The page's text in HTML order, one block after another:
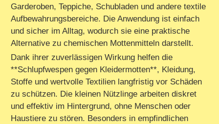
Garderoben, Teppiche, Schubladen und andere textile
Aufbewahrungsbereiche. Die Anwendung ist einfach
und sicher im Alltag, wodurch sie eine praktische
Alternative zu chemischen Mottenmitteln darstellt.
Dank ihrer zuverlässigen Wirkung helfen die
**Schlupfwespen gegen Kleidermotten**, Kleidung,
Stoffe und wertvolle Textilien langfristig vor Schäden
zu schützen. Die kleinen Nützlinge arbeiten diskret
und effektiv im Hintergrund, ohne Menschen oder
Haustiere zu stören. Besonders in empfindlichen